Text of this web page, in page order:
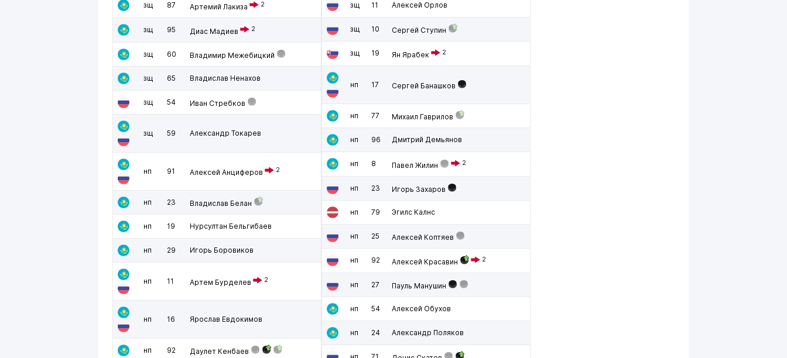
зщ 87 Артемий Лакиза 2
зщ 95 Диас Мадиев 2
зщ 60 Владимир Межебицкий
зщ 65 Владислав Ненахов
зщ 54 Иван Стребков
зщ 59 Александр Токарев
нп 91 Алексей Анциферов 2
нп 23 Владислав Белан
нп 19 Нурсултан Бельгибаев
нп 29 Игорь Боровиков
нп 11 Артем Бурделев 2
нп 16 Ярослав Евдокимов
нп 92 Даулет Кенбаев
зщ 11 Алексей Орлов
зщ 10 Сергей Ступин
зщ 19 Ян Ярабек 2
нп 17 Сергей Банашков
нп 77 Михаил Гаврилов
нп 96 Дмитрий Демьянов
нп 8 Павел Жилин 2
нп 23 Игорь Захаров
нп 79 Эгилс Калнс
нп 25 Алексей Коптяев
нп 92 Алексей Красавин 2
нп 27 Пауль Манушин
нп 54 Алексей Обухов
нп 24 Александр Поляков